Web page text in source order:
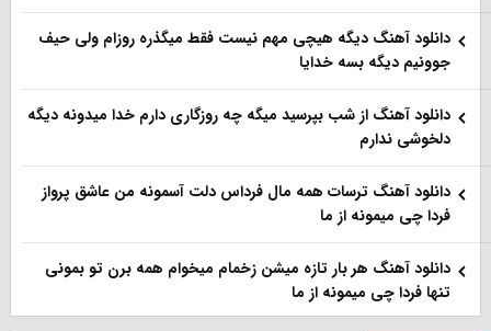
دانلود آهنگ دیگه هیچی مهم نیست فقط میگذره روزام ولی حیف
جوونیم دیگه بسه خدایا
دانلود آهنگ از شب بپرسید میگه چه روزگاری دارم خدا میدونه دیگه
دلخوشی ندارم
دانلود آهنگ ترسات همه مال فرداس دلت آسمونه من عاشق پرواز
فردا چی میمونه از ما
دانلود آهنگ هر بار تازه میشن زخمام میخوام همه برن تو بمونی
تنها فردا چی میمونه از ما